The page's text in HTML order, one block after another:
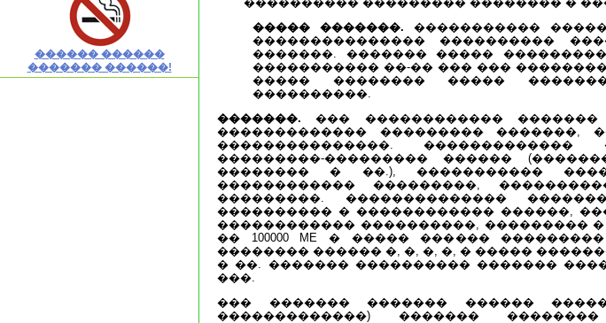
������ ������
������� ������!
����� �������. �����������
��������������� ����������
�������. ������� �����
����������� ��-�� ��� ���
����� �������� �����
����������.
�������. ��� ������������ �������
������������� ��������� �������,
���������������.
���������-��������� ������
�������� � ��.), �����������
������������ ���������,
���������. ��������������
���������� � ������������ ������,
������������ ����������, ��������� �
�� 100000 ME � ����� ������
�������� ������ �, �, �, �, � �����
� ��. ������� ���������� �������
���.
��� ������� ������� ������
�������������) �������